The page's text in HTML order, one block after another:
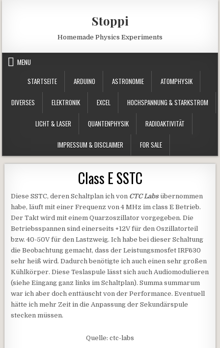
Stoppi
Homemade Physics Experiments
MENU
STARTSEITE
ARDUINO ASTRONOMIE ATOMPHYSIK
DIVERSES ELEKTRONIK EXCEL HOCHSPANNUNG & STARKSTROM
LICHT & LASER QUANTENPHYSIK RADIOAKTIVITÄT
IMPRESSUM & DISCLAIMER FOR SALE
Class E SSTC
Diese SSTC, deren Schaltplan ich von CTC Labsübernommen
habe, läuft mit einer Frequenz von 4 MHz im class E Betrieb.
Der Takt wird mit einem Quarzoszillator vorgegeben. Die
Betriebsspannen sind einerseits +12V für den Oszillatorteil
bzw. 40-50V für den Lastzweig. Ich habe bei dieser Schaltung
die Beobachtung gemacht, dass der Leistungsmosfet IRF630
sehr heiß wird. Dadurch benötigte ich auch einen sehr großen
Kühlkörper. Diese Teslaspule lässt sich auch Audiomodulieren
(siehe Eingang ganz links im Schaltplan). Summa summarum
war ich aber doch enttäuscht von der Performance. Eventuell
hätte ich mehr Zeit in die Anpassung der Sekundärspule
stecken müssen.
Quelle: ctc-labs